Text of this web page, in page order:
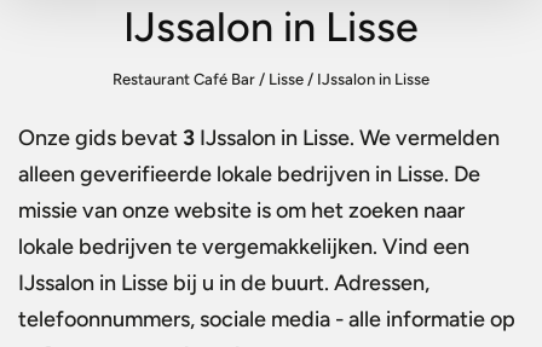
IJssalon in Lisse
Restaurant Café Bar / Lisse / IJssalon in Lisse
Onze gids bevat3 IJssalon in Lisse. We vermelden
alleen geverifieerde lokale bedrijven in Lisse. De
missie van onze website is om het zoeken naar
lokale bedrijven te vergemakkelijken. Vind een
IJssalon in Lisse bij u in de buurt. Adressen,
telefoonnummers, sociale media - alle informatie op